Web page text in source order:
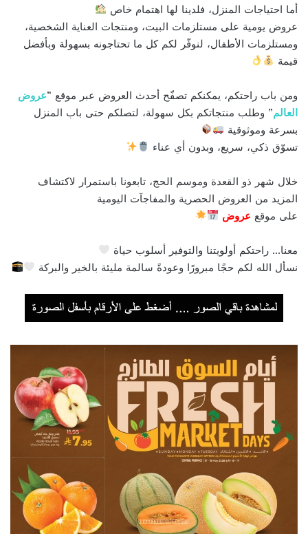
أما احتياجات المنزل، فلدينا لها اهتمام خاص
عروض يومية على مستلزمات البيت، ومنتجات العناية الشخصية،
ومستلزمات الأطفال، لنوفّر لكم كل ما تحتاجونه بسهولة وبأفضل
قيمة
ومن باب راحتكم، يمكنكم تصفّح أحدث العروض عبر موقع “عروض
العالم” وطلب منتجاتكم بكل سهولة، لتصلكم حتى باب المنزل
بسرعة وموثوقية
تسوّق ذكي، سريع، وبدون أي عناء
خلال شهر ذو القعدة وموسم الحج، تابعونا باستمرار لاكتشاف
المزيد من العروض الحصرية والمفاجآت اليومية
على موقع عروض
معنا… راحتكم أولويتنا والتوفير أسلوب حياة
نسأل الله لكم حجًا مبرورًا وعودةً سالمة مليئة بالخير والبركة